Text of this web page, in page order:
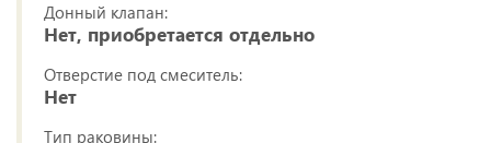
Донный клапан:
Нет, приобретается отдельно
Отверстие под смеситель:
Нет
Тип раковины: